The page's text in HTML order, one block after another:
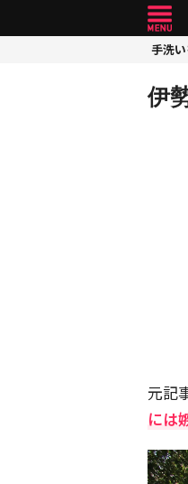
手洗
伊
元記
には